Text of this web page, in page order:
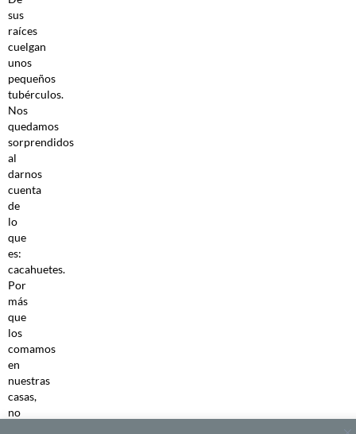
sus
raíces
cuelgan
unos
pequeños
tubérculos.
Nos
quedamos
sorprendidos
al
darnos
cuenta
de
lo
que
es:
cacahuetes.
Por
más
que
los
comamos
en
nuestras
casas,
no